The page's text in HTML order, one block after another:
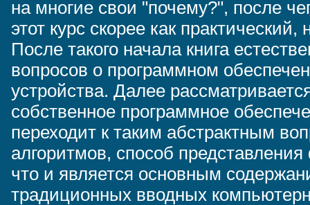
на многие свои "почему?", после
этот курс скорее как
После такого начала книга
вопросов о программном
устройства. Далее
собственное программное
переходит к таким абстрактным
алгоритмов, способ
что и является основным
традиционных вводных